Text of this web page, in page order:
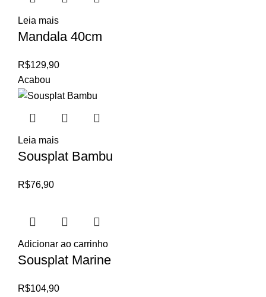
Leia mais
Mandala 40cm
R$129,90
Acabou
Leia mais
Sousplat Bambu
R$76,90
Adicionar ao carrinho
Sousplat Marine
R$104,90